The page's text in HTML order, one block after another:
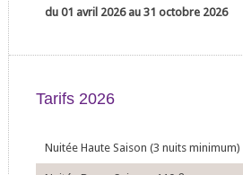
du 01 avril 2026 au 31 octobre 2026
Tarifs 2026
Nuitée Haute Saison (3 nuits minimum)